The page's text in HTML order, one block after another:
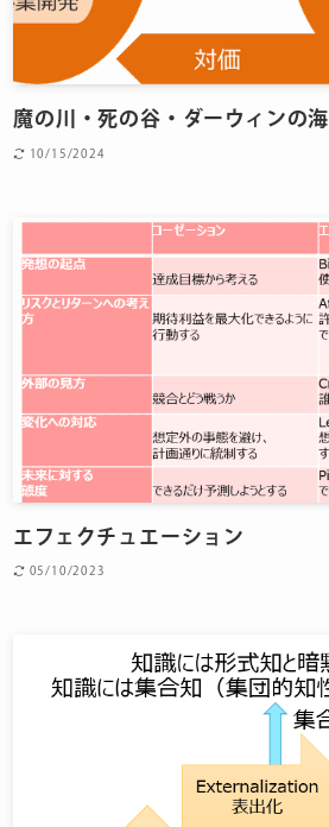
魔の川・死の谷・ダーウィンの海
10/15/2024
エフェクチュエーション
05/10/2023